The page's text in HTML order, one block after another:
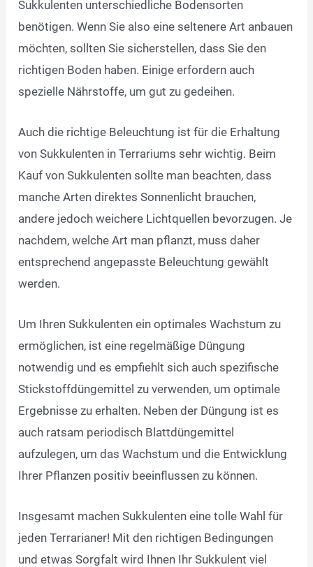
Sukkulenten unterschiedliche Bodensorten
benötigen. Wenn Sie also eine seltenere Art anbauen
möchten, sollten Sie sicherstellen, dass Sie den
richtigen Boden haben. Einige erfordern auch
spezielle Nährstoffe, um gut zu gedeihen.
Auch die richtige Beleuchtung ist für die Erhaltung
von Sukkulenten in Terrariums sehr wichtig. Beim
Kauf von Sukkulenten sollte man beachten, dass
manche Arten direktes Sonnenlicht brauchen,
andere jedoch weichere Lichtquellen bevorzugen. Je
nachdem, welche Art man pflanzt, muss daher
entsprechend angepasste Beleuchtung gewählt
werden.
Um Ihren Sukkulenten ein optimales Wachstum zu
ermöglichen, ist eine regelmäßige Düngung
notwendig und es empfiehlt sich auch spezifische
Stickstoffdüngemittel zu verwenden, um optimale
Ergebnisse zu erhalten. Neben der Düngung ist es
auch ratsam periodisch Blattdüngemittel
aufzulegen, um das Wachstum und die Entwicklung
Ihrer Pflanzen positiv beeinflussen zu können.
Insgesamt machen Sukkulenten eine tolle Wahl für
jeden Terrarianer! Mit den richtigen Bedingungen
und etwas Sorgfalt wird Ihnen Ihr Sukkulent viel